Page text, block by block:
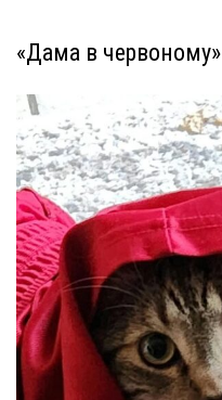
«Дама в червоному»